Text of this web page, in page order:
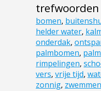
trefwoorden
bomen,
helder water,
onderdak,
palmbomen,
rimpelingen,
vers, vrije tijd,
zonnig, zwemmen